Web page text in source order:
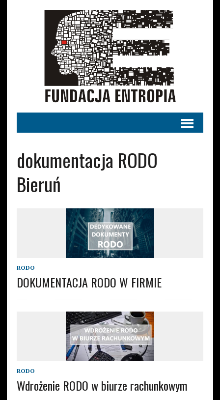
dokumentacja RODO
Bieruń
RODO
DOKUMENTACJA RODO W FIRMIE
RODO
Wdrożenie RODO w biurze rachunkowym